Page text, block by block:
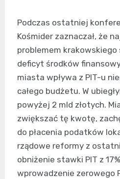
Podczas ostatniej
Kośmider zaznaczał, że
problemem
deficyt środków
miasta wpływa z PIT-u
całego budżetu. W
powyżej 2 mld złotych.
zwiększać tę kwotę,
do płacenia podatków
rządowe reformy z
obniżenie stawki PIT z
wprowadzenie zerowego